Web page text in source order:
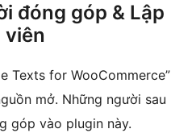
đóng góp & Lập
Texts for WooCommerce”
mở. Những người sau
góp vào plugin này.